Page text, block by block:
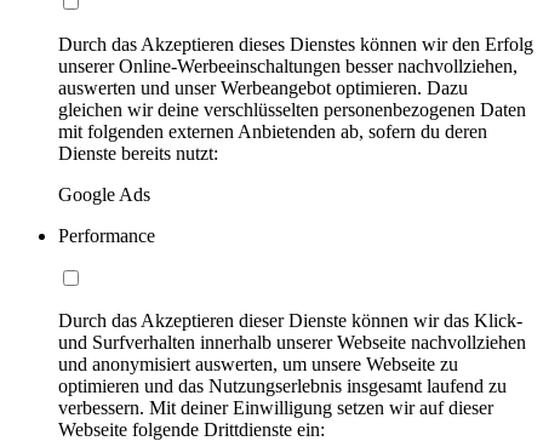
Durch das Akzeptieren dieses Dienstes können wir den Erfolg
unserer Online-Werbeeinschaltungen besser nachvollziehen,
auswerten und unser Werbeangebot optimieren. Dazu
gleichen wir deine verschlüsselten personenbezogenen Daten
mit folgenden externen Anbietenden ab, sofern du deren
Dienste bereits nutzt:
Google Ads
Performance
Durch das Akzeptieren dieser Dienste können wir das Klick-
und Surfverhalten innerhalb unserer Webseite nachvollziehen
und anonymisiert auswerten, um unsere Webseite zu
optimieren und das Nutzungserlebnis insgesamt laufend zu
verbessern. Mit deiner Einwilligung setzen wir auf dieser
Webseite folgende Drittdienste ein: